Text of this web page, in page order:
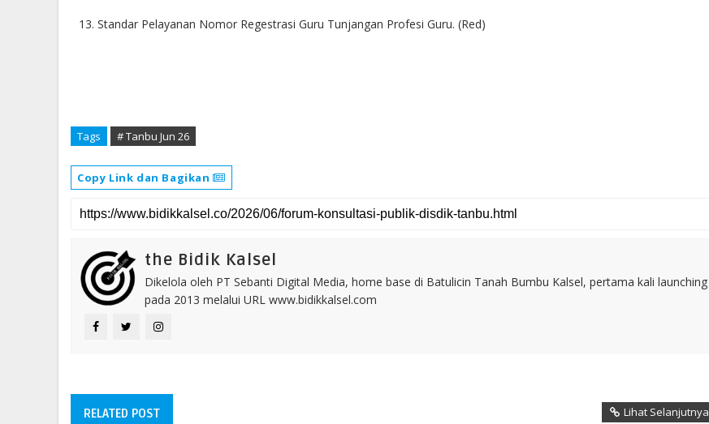
13. Standar Pelayanan Nomor Regestrasi Guru Tunjangan Profesi Guru. (Red)
Tags # Tanbu Jun 26
Copy Link dan Bagikan
the Bidik Kalsel
Dikelola oleh PT Sebanti Digital Media, home base di Batulicin Tanah Bumbu Kalsel, pertama kali launching
pada 2013 melalui URL www.bidikkalsel.com
RELATED POST Lihat Selanjutnya